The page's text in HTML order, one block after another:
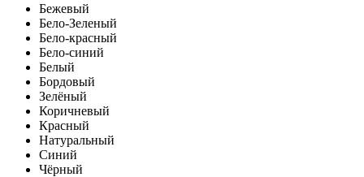
Бежевый
Бело-Зеленый
Бело-красный
Бело-синий
Белый
Бордовый
Зелёный
Коричневый
Красный
Натуральный
Синий
Чёрный